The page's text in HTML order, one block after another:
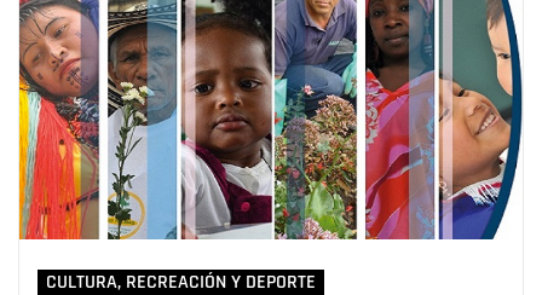
CULTURA, RECREACIÓN Y DEPORTE